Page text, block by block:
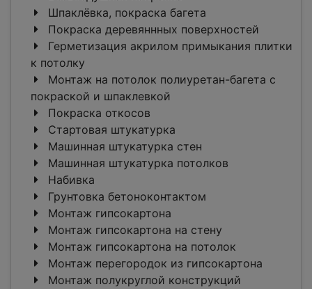
Шпаклёвка, покраска багета
Покраска деревяннных поверхностей
Герметизация акрилом примыкания плитки
к потолку
Монтаж на потолок полиуретан-багета c
покраской и шпаклевкой
Покраска откосов
Стартовая штукатурка
Машинная штукатурка стен
Машинная штукатурка потолков
Набивка
Грунтовка бетоноконтактом
Монтаж гипсокартона
Монтаж гипсокартона на стену
Монтаж гипсокартона на потолок
Монтаж перегородок из гипсокартона
Монтаж полукруглой конструкций